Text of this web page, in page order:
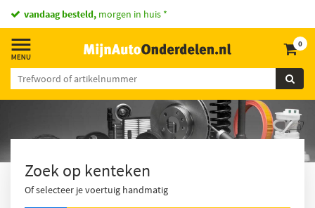
vandaag besteld, morgen in huis *
0
Zoek op kenteken
Of selecteer je voertuig handmatig